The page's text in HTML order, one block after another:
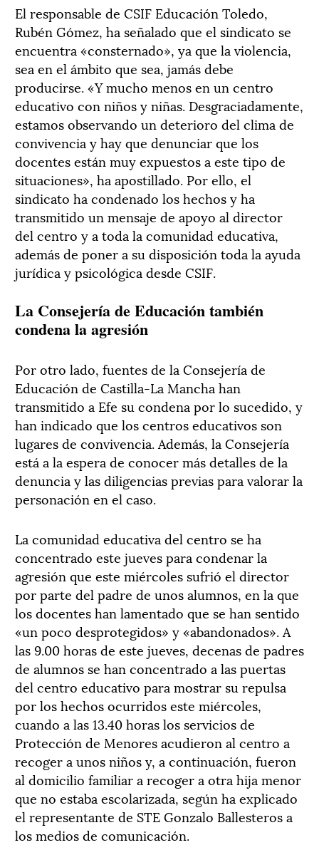
El responsable de CSIF Educación Toledo,
Rubén Gómez, ha señalado que el sindicato se
encuentra «consternado», ya que la violencia,
sea en el ámbito que sea, jamás debe
producirse. «Y mucho menos en un centro
educativo con niños y niñas. Desgraciadamente,
estamos observando un deterioro del clima de
convivencia y hay que denunciar que los
docentes están muy expuestos a este tipo de
situaciones», ha apostillado. Por ello, el
sindicato ha condenado los hechos y ha
transmitido un mensaje de apoyo al director
del centro y a toda la comunidad educativa,
además de poner a su disposición toda la ayuda
jurídica y psicológica desde CSIF.
La Consejería de Educación también
condena la agresión
Por otro lado, fuentes de la Consejería de
Educación de Castilla-La Mancha han
transmitido a Efe su condena por lo sucedido, y
han indicado que los centros educativos son
lugares de convivencia. Además, la Consejería
está a la espera de conocer más detalles de la
denuncia y las diligencias previas para valorar la
personación en el caso.
La comunidad educativa del centro se ha
concentrado este jueves para condenar la
agresión que este miércoles sufrió el director
por parte del padre de unos alumnos, en la que
los docentes han lamentado que se han sentido
«un poco desprotegidos» y «abandonados». A
las 9.00 horas de este jueves, decenas de padres
de alumnos se han concentrado a las puertas
del centro educativo para mostrar su repulsa
por los hechos ocurridos este miércoles,
cuando a las 13.40 horas los servicios de
Protección de Menores acudieron al centro a
recoger a unos niños y, a continuación, fueron
al domicilio familiar a recoger a otra hija menor
que no estaba escolarizada, según ha explicado
el representante de STE Gonzalo Ballesteros a
los medios de comunicación.